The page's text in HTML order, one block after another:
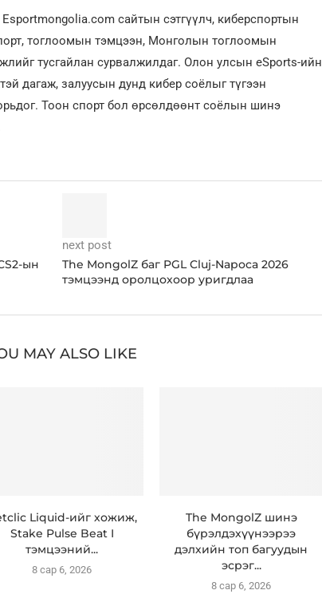
сайтын сэтгүүлч, киберспортын
тоглоомын тэмцээн, Монголын тоглоомын
тусгайлан сурвалжилдаг. Олон улсын eSports-ийн
дагаж, залуусын дунд кибер соёлыг түгээн
Тоон спорт бол өрсөлдөөнт соёлын шинэ
ын
next post
The MongolZ баг PGL Cluj-Napoca 2026
тэмцээнд оролцохоор уригдлаа
MAY ALSO LIKE
Liquid-ийг хожиж,
Stake Pulse Beat I
тэмцээний...
8 сар 6, 2026
The MongolZ шинэ
бүрэлдэхүүнээрээ
дэлхийн топ багуудын
эсрэг...
8 сар 6, 2026